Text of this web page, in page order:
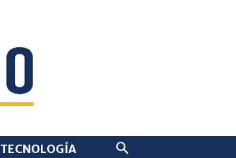
TECNOLOGÍA